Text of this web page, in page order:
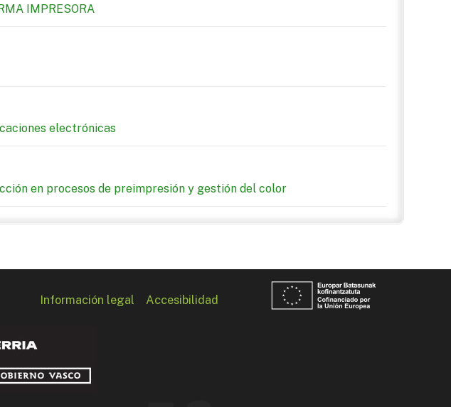
IMPRESORA
electrónicas
en procesos de preimpresión y gestión del color
Información legal Accesibilidad